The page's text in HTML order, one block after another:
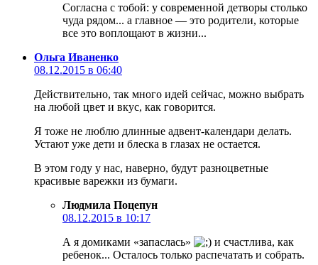
Согласна с тобой: у современной детворы столько
чуда рядом... а главное — это родители, которые
все это воплощают в жизни...
Ольга Иваненко
08.12.2015 в 06:40
Действительно, так много идей сейчас, можно выбрать
на любой цвет и вкус, как говорится.
Я тоже не люблю длинные адвент-календари делать.
Устают уже дети и блеска в глазах не остается.
В этом году у нас, наверно, будут разноцветные
красивые варежки из бумаги.
Людмила Поцепун
08.12.2015 в 10:17
А я домиками «запаслась»
и счастлива, как
ребенок... Осталось только распечатать и собрать.